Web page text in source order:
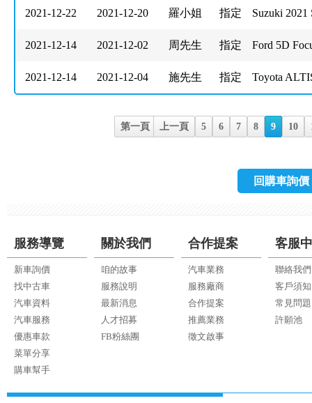
2021-12-22 2021-12-20 羅小姐 指定 Suzuki
2021-12-14 2021-12-02 周先生 指定 Ford 5D
2021-12-14 2021-12-04 施先生 指定 Toyota
第一頁 上一頁 5 6 7 8 9 10
回購車詢價
服務導覽
新車詢價
找中古車
汽車資料
汽車服務
優惠車款
菜單分享
購車幫手
關於我們
咱的故事
服務說明
最新消息
人才招募
FB粉絲團
合作提案
汽車業務
服務廠商
合作提案
推薦業務
徵文啟事
客服
聯絡我們
客戶須知
常見問題
許願池